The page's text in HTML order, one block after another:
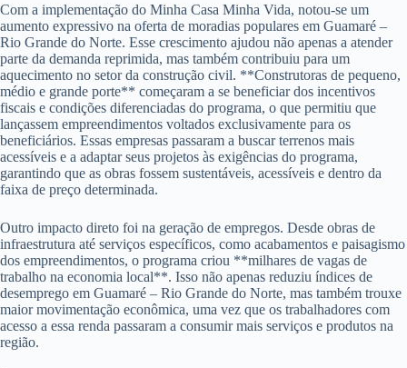
Com a implementação do Minha Casa Minha Vida, notou-se um
aumento expressivo na oferta de moradias populares em Guamaré –
Rio Grande do Norte. Esse crescimento ajudou não apenas a atender
parte da demanda reprimida, mas também contribuiu para um
aquecimento no setor da construção civil. **Construtoras de pequeno,
médio e grande porte** começaram a se beneficiar dos incentivos
fiscais e condições diferenciadas do programa, o que permitiu que
lançassem empreendimentos voltados exclusivamente para os
beneficiários. Essas empresas passaram a buscar terrenos mais
acessíveis e a adaptar seus projetos às exigências do programa,
garantindo que as obras fossem sustentáveis, acessíveis e dentro da
faixa de preço determinada.
Outro impacto direto foi na geração de empregos. Desde obras de
infraestrutura até serviços específicos, como acabamentos e paisagismo
dos empreendimentos, o programa criou **milhares de vagas de
trabalho na economia local**. Isso não apenas reduziu índices de
desemprego em Guamaré – Rio Grande do Norte, mas também trouxe
maior movimentação econômica, uma vez que os trabalhadores com
acesso a essa renda passaram a consumir mais serviços e produtos na
região.